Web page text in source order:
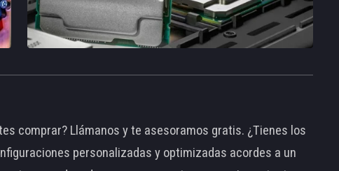
comprar? Llámanos y te asesoramos gratis. ¿Tienes los
personalizadas y optimizadas acordes a un